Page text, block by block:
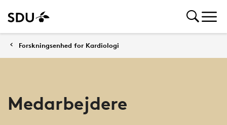
Forskningsenhed for Kardiologi
Medarbejdere